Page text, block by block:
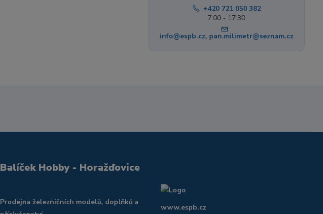
+420 721 050 382
7:00 - 17:30
info@espb.cz, pan.milimetr@seznam.cz
Balíček Hobby - Horažďovice
Prodejna železničních modelů, doplňků a
www.espb.cz